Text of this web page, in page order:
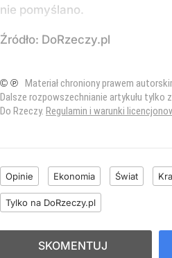
nie pomyślano.
Źródło: DoRzeczy.pl
© ℗ Materiał chroniony prawem
Dalsze rozpowszechnianie artykułu tylko
Do Rzeczy. Regulamin i warunki
Opinie Ekonomia Świat
Tylko na DoRzeczy.pl
SKOMENTUJ